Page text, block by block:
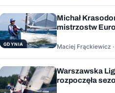
GDYNIA
Michał
mistrzostw
Maciej Frąckiewicz ·
Warszawska
rozpoczęła